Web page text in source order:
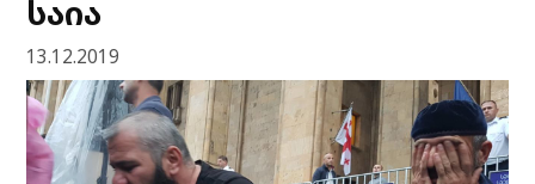
საია
13.12.2019